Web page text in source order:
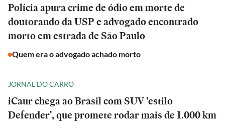
Polícia apura crime de ódio em morte de
doutorando da USP e advogado encontrado
morto em estrada de São Paulo
Quem era o advogado achado morto
JORNAL DO CARRO
iCaur chega ao Brasil com SUV 'estilo
Defender', que promete rodar mais de 1.000 km